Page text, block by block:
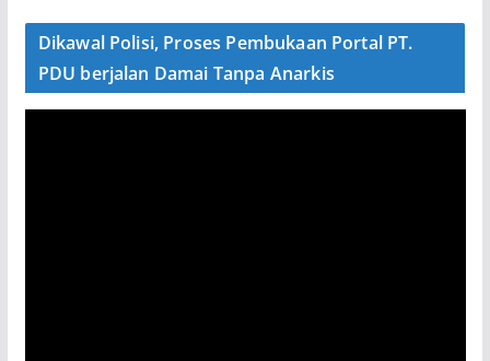
Dikawal Polisi, Proses Pembukaan Portal PT.
PDU berjalan Damai Tanpa Anarkis